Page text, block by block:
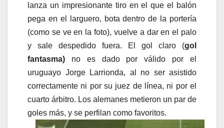
lanza un impresionante tiro en el que el balón
pega en el larguero, bota dentro de la portería
(como se ve en la foto), vuelve a dar en el palo
y sale despedido fuera. El gol claro (gol
fantasma) no es dado por válido por el
uruguayo Jorge Larrionda, al no ser asistido
correctamente ni por su juez de línea, ni por el
cuarto árbitro. Los alemanes metieron un par de
goles más, y se perfilan como favoritos.